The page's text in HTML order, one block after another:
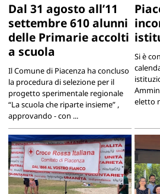
Dal 31 agosto all’11
settembre 610 alunni
delle Primarie accolti
a scuola
Il Comune di Piacenza ha concluso
la procedura di selezione per il
progetto sperimentale regionale
“La scuola che riparte insieme” ,
approvando - con ...
Si è
eletto